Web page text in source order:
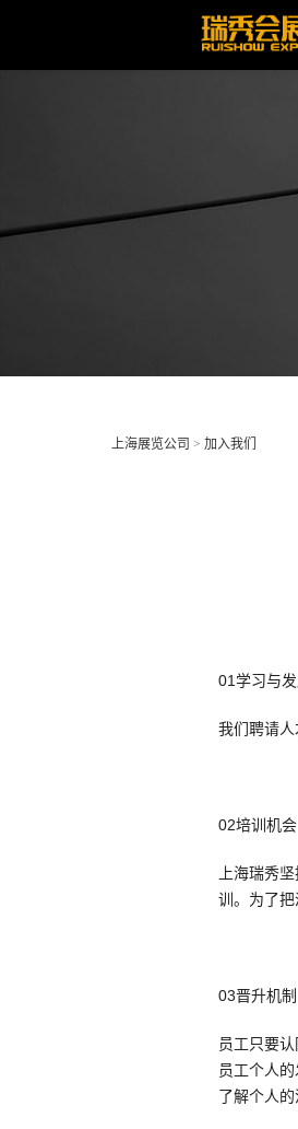
上海展览公司 > 加入我们
01学习与
我们聘请
02培训机会
上海瑞秀
训。为了
03晋升机制
员工只要
员工个人
了解个人